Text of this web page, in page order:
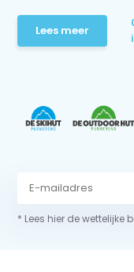
Lees meer
* Lees hier de wettelijke